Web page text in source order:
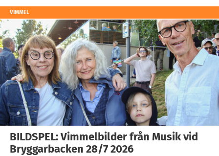
VIMMEL
BILDSPEL: Vimmelbilder från Musik vid
Bryggarbacken 28/7 2026